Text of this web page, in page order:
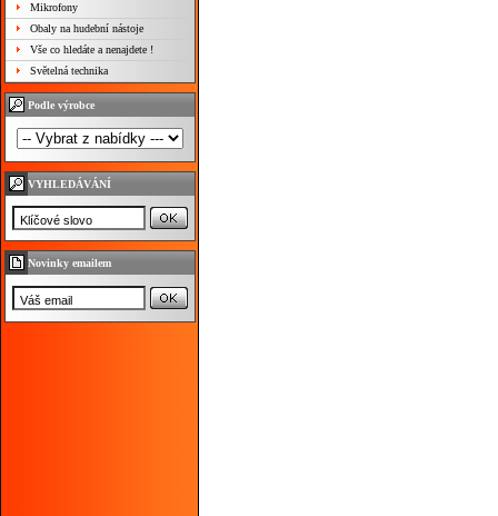
Mikrofony
Obaly na hudební nástoje
Vše co hledáte a nenajdete !
Světelná technika
Podle výrobce
VYHLEDÁVÁNÍ
Novinky emailem